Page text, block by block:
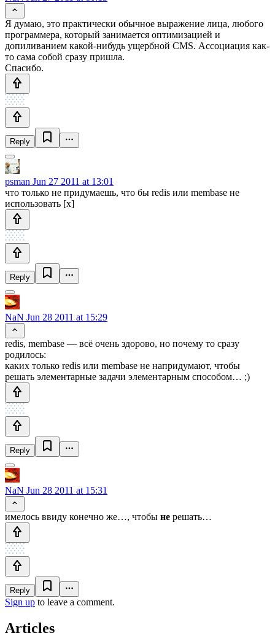
Я думаю, это практически обычное выражение лица, любого
программера, который занимается оптимизацией и
допиливанием какой-нибудь ущербной CMS. Ассоциация как-
то сама собой сразу пришла.
Спасибо.
Reply
psman Jun 27 2011 at 13:01
что только не придумаешь, что бы redis или membase не
использовать [x]
Reply
NaN Jun 28 2011 at 15:29
redis, membase — всё очень здорово, но почему то сразу
родилось:
каких только redis или membase не напридумают, чтобы
решать элементарные задачи элементарным способом… ;)
Reply
NaN Jun 28 2011 at 15:31
имелось ввиду конечно же…, чтобы не решать…
Reply
Sign up to leave a comment.
Articles